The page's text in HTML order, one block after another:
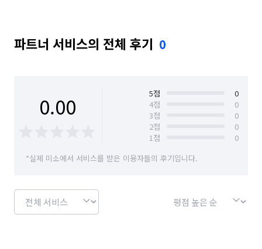
파트너 서비스의 전체 후기 0
0.00 5점
0
4점
0
3점
0
2점
0
1점
0
*실제 미소에서 서비스를 받은 이용자들의 후기입니다.